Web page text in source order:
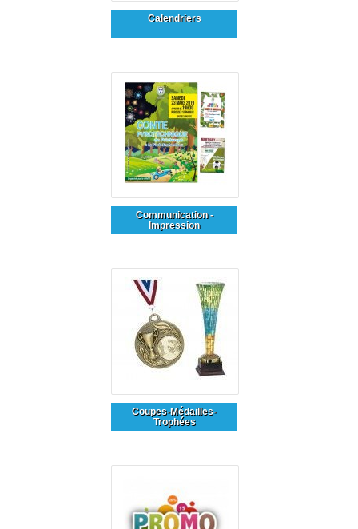
Calendriers
Communication -
Impression
Coupes-Médailles-
Trophées